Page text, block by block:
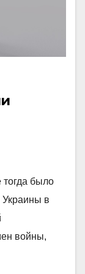
тогда было
Украины в
войны,